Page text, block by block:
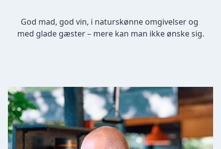
God mad, god vin, i naturskønne omgivelser og
med glade gæster – mere kan man ikke ønske sig.